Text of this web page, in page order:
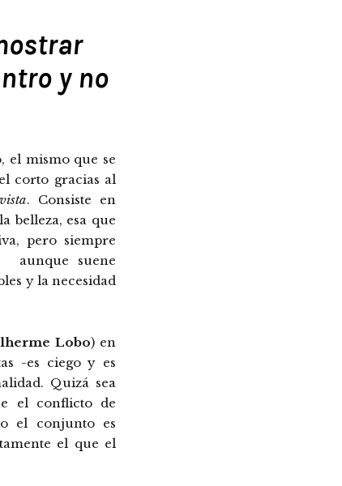
y no
el mismo que se
el corto gracias al
. Consiste en
belleza, esa que
pero siempre
aunque suene
y la necesidad
Lobo) en
-es ciego y es
Quizá sea
el conflicto de
el conjunto es
el que el